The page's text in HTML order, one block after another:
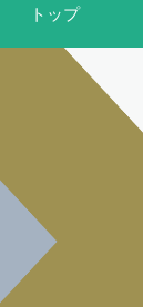
トップ